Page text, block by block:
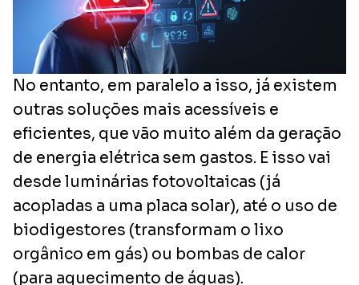
No entanto, em paralelo a isso, já existem
outras soluções mais acessíveis e
eficientes, que vão muito além da geração
de energia elétrica sem gastos. E isso vai
desde luminárias fotovoltaicas (já
acopladas a uma placa solar), até o uso de
biodigestores (transformam o lixo
orgânico em gás) ou bombas de calor
(para aquecimento de águas).